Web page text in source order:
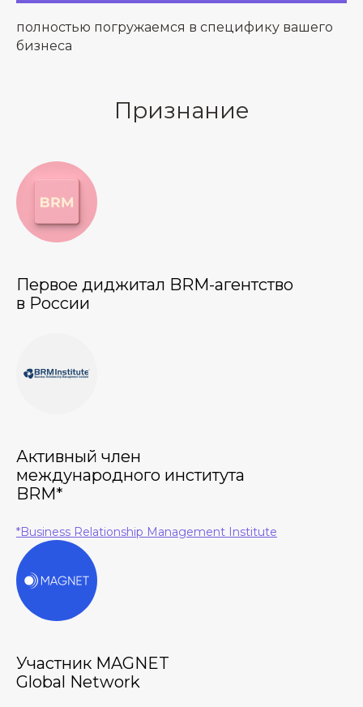
полностью погружаемся в специфику вашего
бизнеса
Признание
Первое диджитал BRM-агентство
в России
Активный член
международного института
BRM*
*Business Relationship Management Institute
Участник MAGNET
Global Network